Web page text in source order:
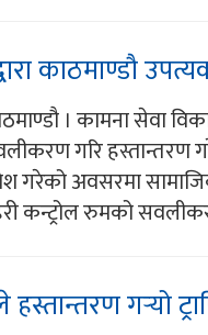
काठमाण्डौ
। कामना सेवा
गरि हस्तान्तरण
गरेको अवसरमा
कन्ट्रोल रुमको
गर्‍यो